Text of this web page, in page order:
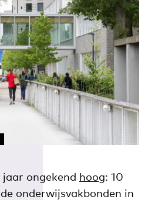
ongekend hoog: 10
onderwijsvakbonden in